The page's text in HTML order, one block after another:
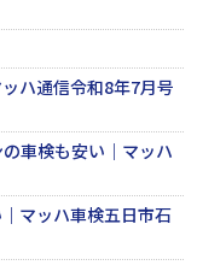
ハ通信令和8年7月号
車検も安い｜マッハ
マッハ車検五日市石